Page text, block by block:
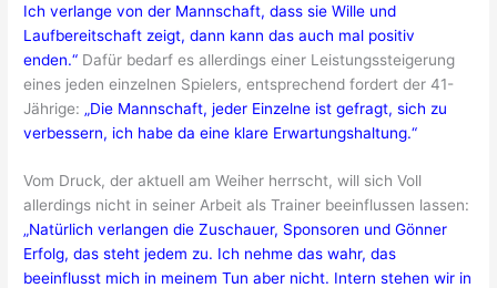
Ich verlange von der Mannschaft, dass sie Wille und
Laufbereitschaft zeigt, dann kann das auch mal positiv
enden.“ Dafür bedarf es allerdings einer Leistungssteigerung
eines jeden einzelnen Spielers, entsprechend fordert der 41-
Jährige: „Die Mannschaft, jeder Einzelne ist gefragt, sich zu
verbessern, ich habe da eine klare Erwartungshaltung.“
Vom Druck, der aktuell am Weiher herrscht, will sich Voll
allerdings nicht in seiner Arbeit als Trainer beeinflussen lassen:
„Natürlich verlangen die Zuschauer, Sponsoren und Gönner
Erfolg, das steht jedem zu. Ich nehme das wahr, das
beeinflusst mich in meinem Tun aber nicht. Intern stehen wir in